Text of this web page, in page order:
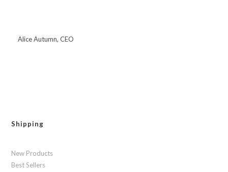
Alice Autumn, CEO
Shipping
New Products
Best Sellers